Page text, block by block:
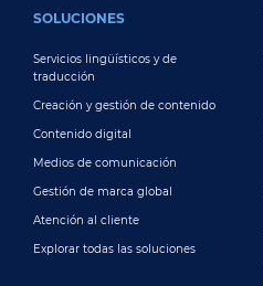
SOLUCIONES
Servicios lingüísticos y de
traducción
Creación y gestión de contenido
Contenido digital
Medios de comunicación
Gestión de marca global
Atención al cliente
Explorar todas las soluciones